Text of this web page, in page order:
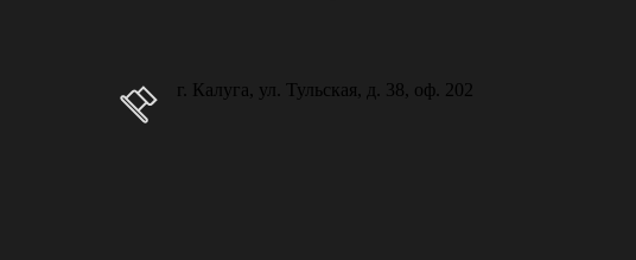
г. Калуга, ул. Тульская, д. 38, оф. 202